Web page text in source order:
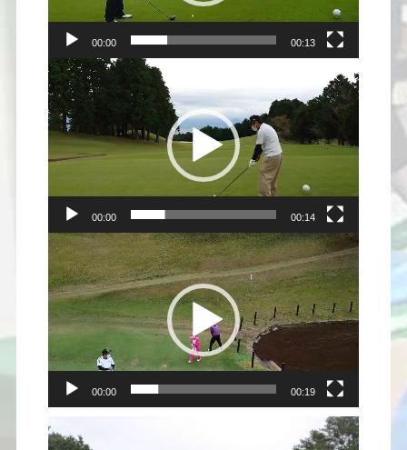
00:00 00:13
動
画
プ
レ
ー
ヤ
00:00 00:14
動
画
プ
レ
ー
ヤ
ー
00:00 00:19